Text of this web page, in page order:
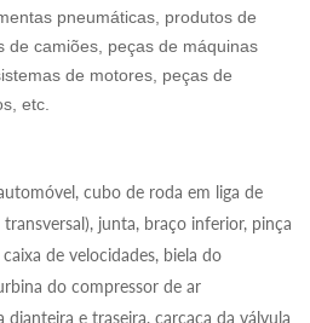
pneumáticas, produtos de
de camiões, peças de máquinas
de motores, peças de
etc.
cubo de roda em liga de
junta, braço inferior, pinça
de velocidades, biela do
do compressor de ar
e traseira, carcaça da válvula